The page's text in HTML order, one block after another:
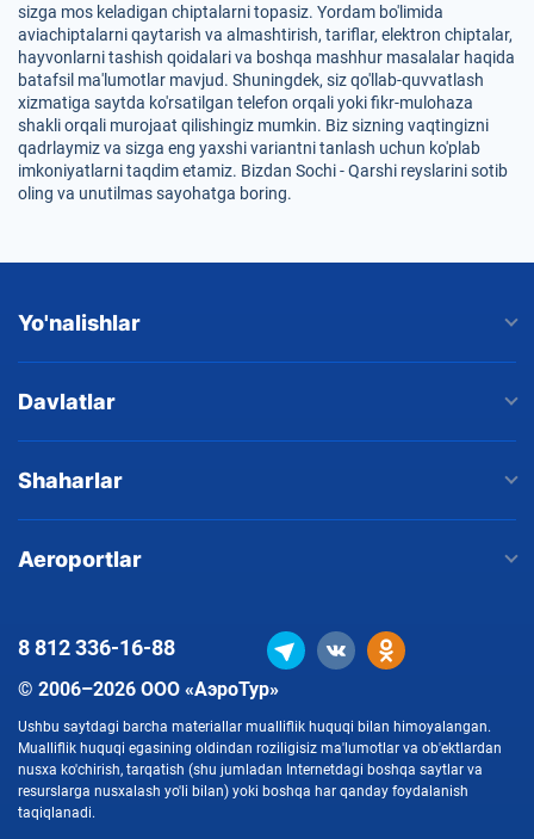
sizga mos keladigan chiptalarni topasiz. Yordam bo'limida
aviachiptalarni qaytarish va almashtirish, tariflar, elektron chiptalar,
hayvonlarni tashish qoidalari va boshqa mashhur masalalar haqida
batafsil ma'lumotlar mavjud. Shuningdek, siz qo'llab-quvvatlash
xizmatiga saytda ko'rsatilgan telefon orqali yoki fikr-mulohaza
shakli orqali murojaat qilishingiz mumkin. Biz sizning vaqtingizni
qadrlaymiz va sizga eng yaxshi variantni tanlash uchun ko'plab
imkoniyatlarni taqdim etamiz. Bizdan Sochi - Qarshi reyslarini sotib
oling va unutilmas sayohatga boring.
Yo'nalishlar
Davlatlar
Shaharlar
Aeroportlar
© 2006–2026 ООО «АэроТур»
Ushbu saytdagi barcha materiallar mualliflik huquqi bilan himoyalangan.
Mualliflik huquqi egasining oldindan roziligisiz ma'lumotlar va ob'ektlardan
nusxa ko'chirish, tarqatish (shu jumladan Internetdagi boshqa saytlar va
resurslarga nusxalash yo'li bilan) yoki boshqa har qanday foydalanish
taqiqlanadi.
8 812336-16-88